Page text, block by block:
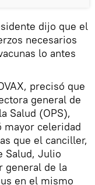
dijo que el
necesarios
lo antes
precisó que
general de
Salud (OPS),
mayor celeridad
que el canciller,
Salud, Julio
general de la
en el mismo